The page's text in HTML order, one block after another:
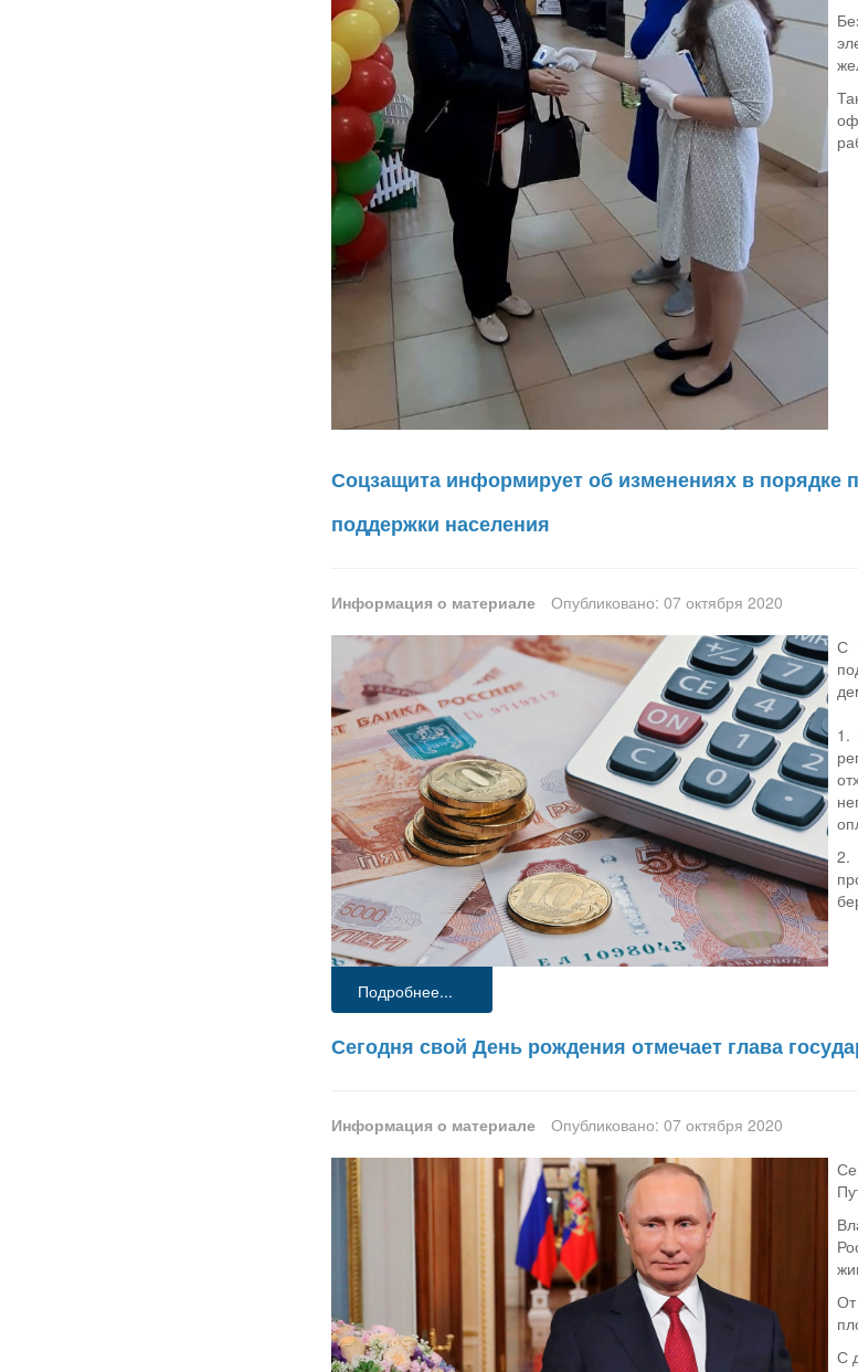
Соцзащита информирует об изменениях в порядке
поддержки населения
Информация о материале
Опубликовано: 07 октября 2020
С
1.
2.
Подробнее...
Сегодня свой День рождения отмечает глава
Информация о материале
Опубликовано: 07 октября 2020
С